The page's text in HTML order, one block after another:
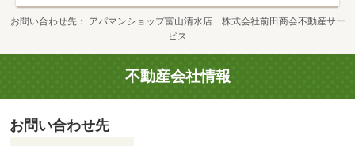
お問い合わせ先
アパマンショップ富山清水店 株式会社前田商会不動産サー
ビス
不動産会社情報
お問い合わせ先